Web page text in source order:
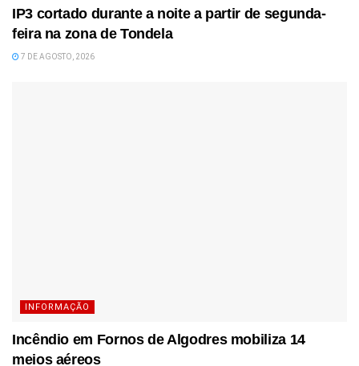
IP3 cortado durante a noite a partir de segunda-
feira na zona de Tondela
7 DE AGOSTO, 2026
INFORMAÇÃO
Incêndio em Fornos de Algodres mobiliza 14
meios aéreos